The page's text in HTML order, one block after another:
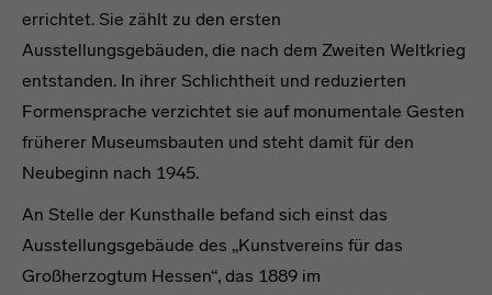
errichtet. Sie zählt zu den ersten
Ausstellungsgebäuden, die nach dem Zweiten Weltkrieg
entstanden. In ihrer Schlichtheit und reduzierten
Formensprache verzichtet sie auf monumentale Gesten
früherer Museumsbauten und steht damit für den
Neubeginn nach 1945.
An Stelle der Kunsthalle befand sich einst das
Ausstellungsgebäude des „Kunstvereins für das
Großherzogtum Hessen“, das 1889 im